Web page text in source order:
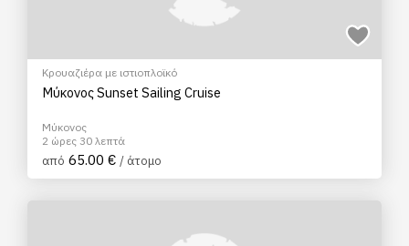
Κρουαζιέρα με ιστιοπλοϊκό
Mύκονος Sunset Sailing Cruise
Μύκονος
2 ώρες 30 λεπτά
από 65.00 € / άτομο